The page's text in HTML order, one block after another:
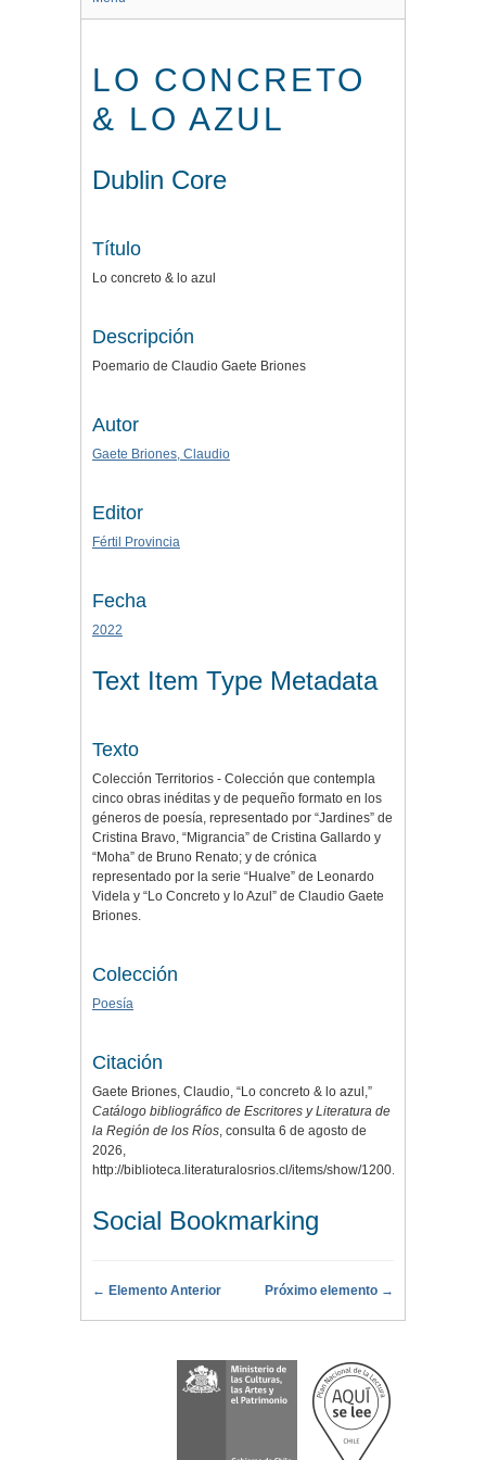
LO CONCRETO
& LO AZUL
Dublin Core
Título
Lo concreto & lo azul
Descripción
Poemario de Claudio Gaete Briones
Autor
Gaete Briones, Claudio
Editor
Fértil Provincia
Fecha
2022
Text Item Type Metadata
Texto
Colección Territorios - Colección que contempla
cinco obras inéditas y de pequeño formato en los
géneros de poesía, representado por “Jardines” de
Cristina Bravo, “Migrancia” de Cristina Gallardo y
“Moha” de Bruno Renato; y de crónica
representado por la serie “Hualve” de Leonardo
Videla y “Lo Concreto y lo Azul” de Claudio Gaete
Briones.
Colección
Poesía
Citación
Gaete Briones, Claudio, “Lo concreto & lo azul,”
Catálogo bibliográfico de Escritores y Literatura de
la Región de los Ríos, consulta 6 de agosto de
2026,
http://biblioteca.literaturalosrios.cl/items/show/1200.
Social Bookmarking
← Elemento Anterior Próximo elemento →